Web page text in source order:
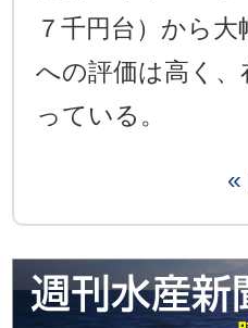
７千円台）から
への評価は高く
っている。
«